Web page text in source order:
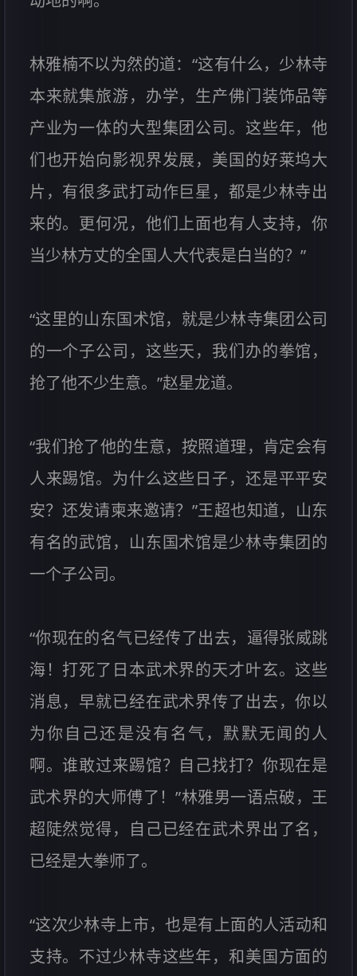
林雅楠不以为然的道：“这有什么，少林寺
本来就集旅游，办学，生产佛门装饰品等
产业为一体的大型集团公司。这些年，他
们也开始向影视界发展，美国的好莱坞大
片，有很多武打动作巨星，都是少林寺出
来的。更何况，他们上面也有人支持，你
当少林方丈的全国人大代表是白当的？”
“这里的山东国术馆，就是少林寺集团公司
的一个子公司，这些天，我们办的拳馆，
抢了他不少生意。”赵星龙道。
“我们抢了他的生意，按照道理，肯定会有
人来踢馆。为什么这些日子，还是平平安
安？还发请柬来邀请？”王超也知道，山东
有名的武馆，山东国术馆是少林寺集团的
一个子公司。
“你现在的名气已经传了出去，逼得张威跳
海！打死了日本武术界的天才叶玄。这些
消息，早就已经在武术界传了出去，你以
为你自己还是没有名气，默默无闻的人
啊。谁敢过来踢馆？自己找打？你现在是
武术界的大师傅了！”林雅男一语点破，王
超陡然觉得，自己已经在武术界出了名，
已经是大拳师了。
“这次少林寺上市，也是有上面的人活动和
支持。不过少林寺这些年，和美国方面的